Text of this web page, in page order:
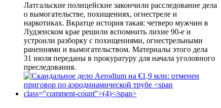
Латгальские полицейские закончили расследование дела
о вымогательстве, похищениях, огнестреле и
наркотиках. Вкратце история такая: четверо мужчин в
Лудзенском крае решили вспомнить лихие 90-е и
устроили разборку с похищениями, огнестрельными
ранениями и вымогательством. Материалы этого дела
31 июля переданы в прокуратуру для начала уголовного
преследования.